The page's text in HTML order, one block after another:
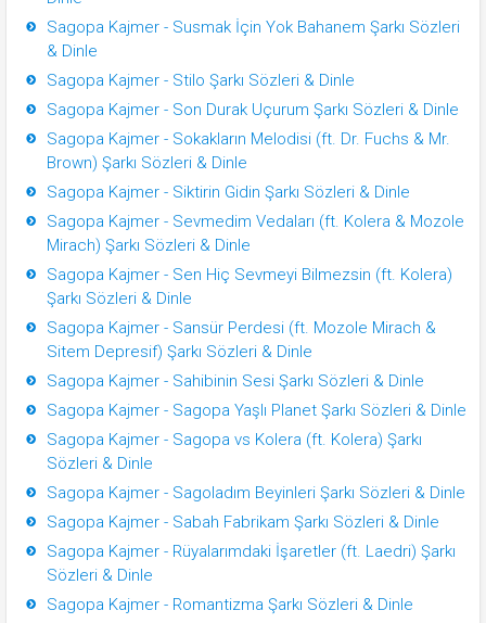
Sagopa Kajmer - Susmak İçin Yok Bahanem Şarkı Sözleri
& Dinle
Sagopa Kajmer - Stilo Şarkı Sözleri & Dinle
Sagopa Kajmer - Son Durak Uçurum Şarkı Sözleri & Dinle
Sagopa Kajmer - Sokakların Melodisi (ft. Dr. Fuchs & Mr.
Brown) Şarkı Sözleri & Dinle
Sagopa Kajmer - Siktirin Gidin Şarkı Sözleri & Dinle
Sagopa Kajmer - Sevmedim Vedaları (ft. Kolera & Mozole
Mirach) Şarkı Sözleri & Dinle
Sagopa Kajmer - Sen Hiç Sevmeyi Bilmezsin (ft. Kolera)
Şarkı Sözleri & Dinle
Sagopa Kajmer - Sansür Perdesi (ft. Mozole Mirach &
Sitem Depresif) Şarkı Sözleri & Dinle
Sagopa Kajmer - Sahibinin Sesi Şarkı Sözleri & Dinle
Sagopa Kajmer - Sagopa Yaşlı Planet Şarkı Sözleri & Dinle
Sagopa Kajmer - Sagopa vs Kolera (ft. Kolera) Şarkı
Sözleri & Dinle
Sagopa Kajmer - Sagoladım Beyinleri Şarkı Sözleri & Dinle
Sagopa Kajmer - Sabah Fabrikam Şarkı Sözleri & Dinle
Sagopa Kajmer - Rüyalarımdaki İşaretler (ft. Laedri) Şarkı
Sözleri & Dinle
Sagopa Kajmer - Romantizma Şarkı Sözleri & Dinle